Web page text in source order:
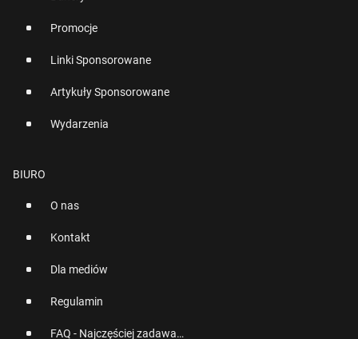
Promocje
Linki Sponsorowane
Artykuły Sponsorowane
Wydarzenia
BIURO
O nas
Kontakt
Dla mediów
Regulamin
FAQ - Najczęściej zadawane pytania